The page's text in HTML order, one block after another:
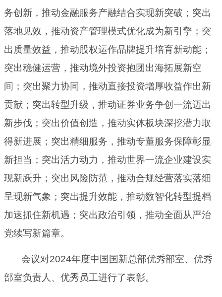
务创新，推动金融服务产融结合实现新突破；突出
落地见效，推动资产管理模式优化成为新引擎；突
出质量效益，推动股权运作品牌提升培育新动能；
突出稳健运营，推动境外投资抱团出海拓展新空
间；突出聚力协同，推动直接投资增厚收益作出新
贡献；突出转型升级，推动证券业务争创一流迈出
新步伐；突出价值创造，推动实体板块深挖潜力取
得新进展；突出精细服务，推动专董服务保障彰显
新担当；突出活力动力，推动世界一流企业建设实
现新跃升；突出风险防范，推动合规经营落实落细
呈现新气象；突出提升效能，推动数智化转型提档
加速抓住新机遇；突出政治引领，推动全面从严治
党续写新篇章。
会议对2024年度中国国新总部优秀部室、优秀
部室负责人、优秀员工进行了表彰。